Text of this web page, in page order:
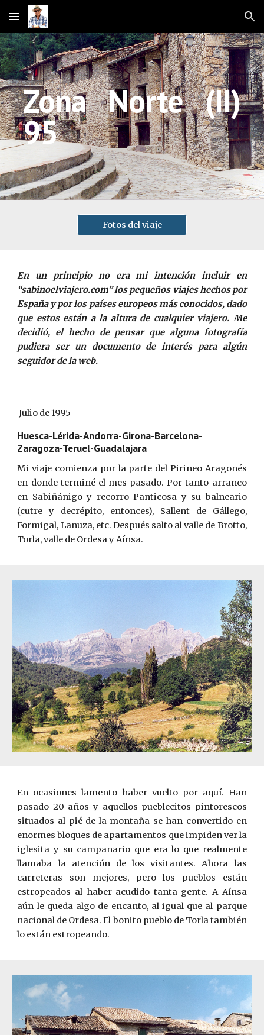
Skip to main content Skip to navigation
Zona Norte(II)
95
Fotos del viaje
En un principio no era mi intención incluir en
“sabinoelviajero.com” los pequeños viajes hechos por
España y por los países europeos más conocidos, dado
que estos están a la altura de cualquier viajero. Me
decidió, el hecho de pensar que alguna fotografía
pudiera ser un documento de interés para algún
seguidor de la web.
Julio de 1995
Huesca-Lérida-Andorra-Girona-Barcelona-
Zaragoza-Teruel-Guadalajara
Mi viaje comienza por la parte del Pirineo Aragonés
en donde terminé el mes pasado. Por tanto arranco
en Sabiñánigo y recorro Panticosa y su balneario
(cutre y decrépito, entonces), Sallent de Gállego,
Formigal, Lanuza, etc. Después salto al valle de Brotto,
Torla, valle de Ordesa y Aínsa.
En ocasiones lamento haber vuelto por aquí. Han
pasado 20 años y aquellos pueblecitos pintorescos
situados al pié de la montaña se han convertido en
enormes bloques de apartamentos que impiden ver la
iglesita y su campanario que era lo que realmente
llamaba la atención de los visitantes. Ahora las
carreteras son mejores, pero los pueblos están
estropeados al haber acudido tanta gente. A Aínsa
aún le queda algo de encanto, al igual que al parque
nacional de Ordesa. El bonito pueblo de Torla también
lo están estropeando.